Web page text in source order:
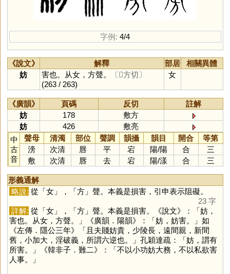
字例: 4/4
《說文》 解釋 部居
相關異體
妨
害也。从女，方聲。
〔𢾭方切〕
(263 / 263)
女
《廣韻》 頁碼 反切
註解
妨
178
敷方
妨
426
敷亮
中
古
音
聲母 清濁 部位 聲調 韻攝 韻目 開合
等第
滂
次清 唇 平 宕 陽/陽 合
三
敷
次清 唇 去 宕 陽/漾 合 三
形義通解
略說: 從「女」，「方」聲。本義是損害，引申表示阻礙。
23 字
詳解: 從「女」，「方」聲。本義是損害。《說文》：「妨，
害也。从女，方聲。」《廣韻．陽韻》：「妨，妨害。」如
《左傳．隱公三年》「且夫賤妨貴，少陵長，遠間親，新間
舊，小加大，淫破義，所謂六逆也。」孔穎達疏：「妨，謂有
所害。」《韓非子．難二》：「不以小功妨大務，不以私欲害
人事。」